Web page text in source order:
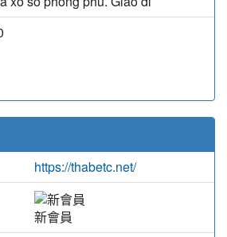
https://thabetc.net/
新會員